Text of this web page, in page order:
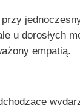
u dorosłych
empatią.